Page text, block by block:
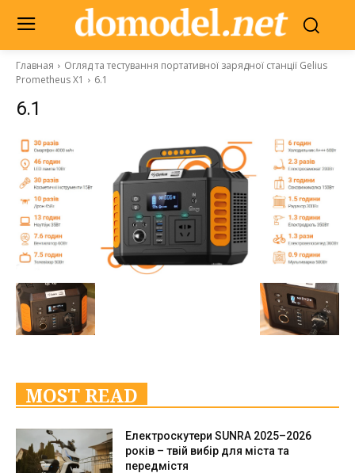
Главная
Огляд та тестування портативної зарядної станції Gelius
Prometheus X1
6.1
6.1
MOST READ
Електроскутери SUNRA 2025–2026
років – твій вибір для міста та
передмістя